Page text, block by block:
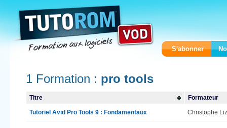
S'abonner
1 Formation : pro tools
Titre Formateur
Tutoriel Avid Pro Tools 9 : Fondamentaux Christophe